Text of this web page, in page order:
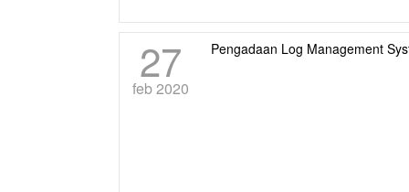
27
feb 2020
Pengadaan Log Management